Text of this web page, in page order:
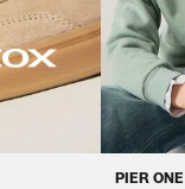
PIER ONE